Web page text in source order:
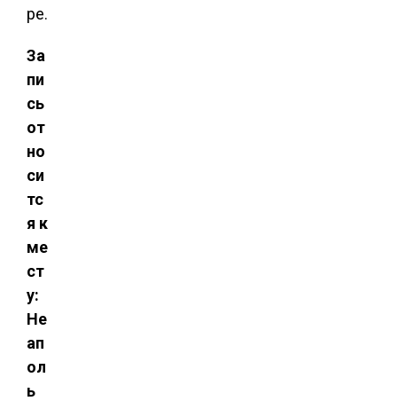
ре.
За
пи
сь
от
но
си
тс
я к
ме
ст
у:
Не
ап
ол
ь